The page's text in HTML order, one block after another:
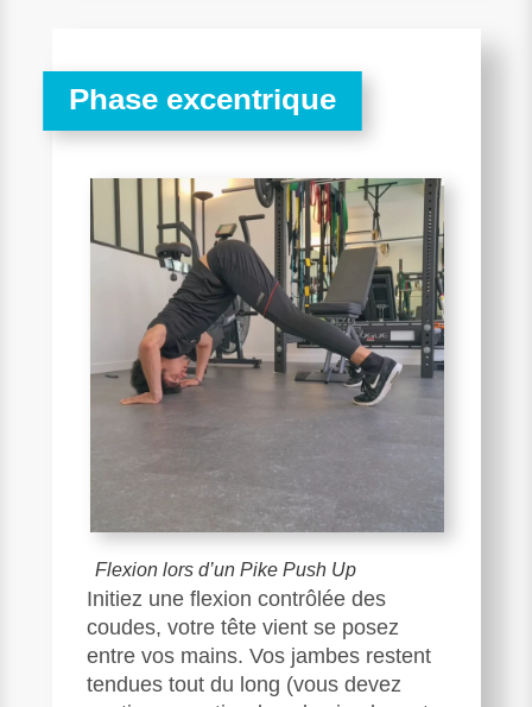
Phase excentrique
Flexion lors d’un Pike Push Up
Initiez une flexion contrôlée des
coudes, votre tête vient se posez
entre vos mains. Vos jambes restent
tendues tout du long (vous devez